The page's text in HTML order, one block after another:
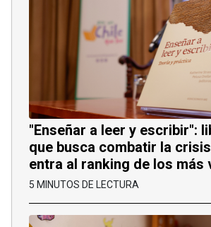
"Enseñar a leer y escribir":
que busca combatir la
entra al ranking de los más
5 MINUTOS DE LECTURA